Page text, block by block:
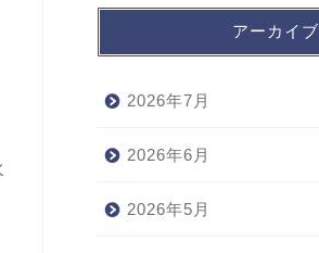
アーカイブ
2026年7月
2026年6月
2026年5月